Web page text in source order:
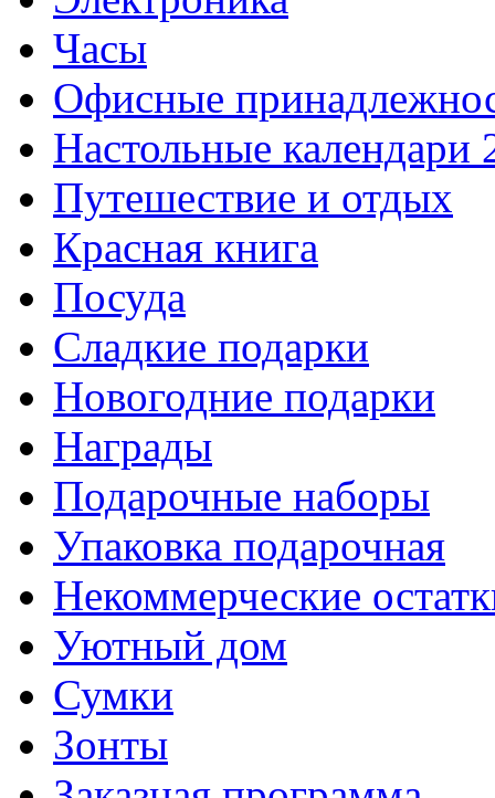
Часы
Офисные
Настольные календари
Путешествие и отдых
Красная книга
Посуда
Сладкие подарки
Новогодние подарки
Награды
Подарочные наборы
Упаковка подарочная
Некоммерческие
Уютный дом
Сумки
Зонты